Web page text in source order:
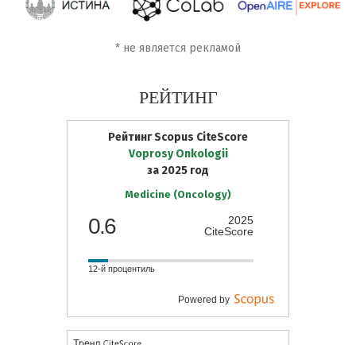
* не является рекламой
РЕЙТИНГ
Рейтинг Scopus CiteScore
Voprosy Onkologii
за 2025 год
Medicine (Oncology)
0.6
2025
CiteScore
12-й процентиль
Powered by